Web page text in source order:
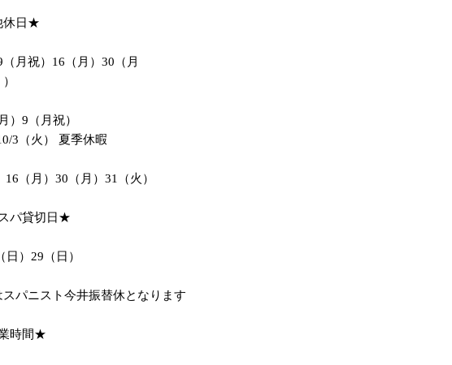
日★
月祝）16（月）30（月
）
9（月祝）
3（火） 夏季休暇
（月）30（月）31（火）
パ貸切日★
日）29（日）
パニスト今井振替休となります
時間★